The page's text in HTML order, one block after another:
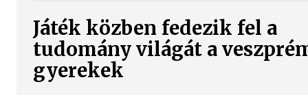
Játék közben fedezik fel a
tudomány világát a
gyerekek